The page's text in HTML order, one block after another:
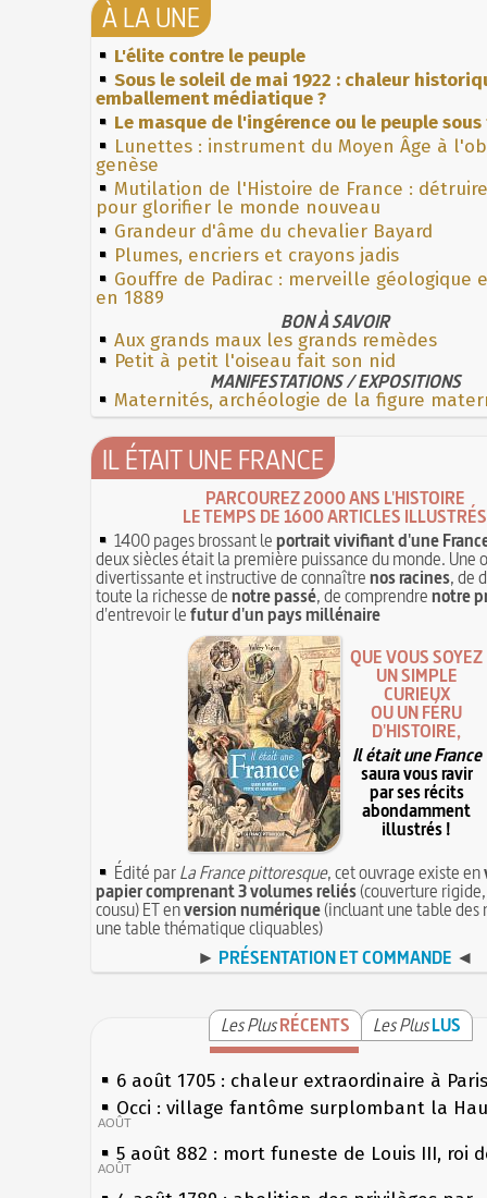
À LA UNE
L'élite contre le peuple
Sous le soleil de mai 1922 : chaleur
emballement médiatique ?
Le masque de l'ingérence ou le peuple
Lunettes : instrument du Moyen Âge à
genèse
Mutilation de l'Histoire de France :
pour glorifier le monde nouveau
Grandeur d'âme du chevalier Bayard
Plumes, encriers et crayons jadis
Gouffre de Padirac : merveille géologique
en 1889
BON À SAVOIR
Aux grands maux les grands remèdes
Petit à petit l'oiseau fait son nid
MANIFESTATIONS / EXPOSITIONS
Maternités, archéologie de la figure
IL ÉTAIT UNE FRANCE
PARCOUREZ 2000 ANS L'HISTOIRE
LE TEMPS DE 1600 ARTICLES ILLUSTRÉS
1400 pages brossant leportrait vivifiant d'une
deux siècles était la première puissance du monde. Une
divertissante et instructive de connaîtrenos racines, de
toute la richesse denotre passé, de comprendrenotre
d'entrevoir lefutur d'un pays millénaire
QUE VOUS SOYEZ
UN SIMPLE
CURIEUX
OU UN FÉRU
D'HISTOIRE,
Il était une France
saura vous ravir
par ses récits
abondamment
illustrés !
Édité parLa France pittoresque, cet ouvrage existe en
papier comprenant 3 volumes reliés(couverture
cousu) ET enversion numérique(incluant une table des
une table thématique cliquables)
► PRÉSENTATION ET COMMANDE ◄
Les PlusRÉCENTS Les PlusLUS
6 août 1705 : chaleur extraordinaire à Paris
Occi : village fantôme surplombant la
AOÛT
5 août 882 : mort funeste de Louis III, roi
AOÛT